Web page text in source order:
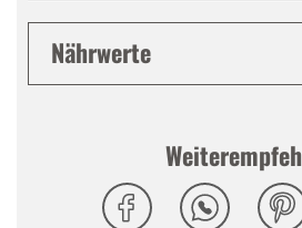
unverkennbaren Geschmack
künstlichen
Sugar Green Tea ist glutenfrei,
schmeckt unglaublich
Nährwerte